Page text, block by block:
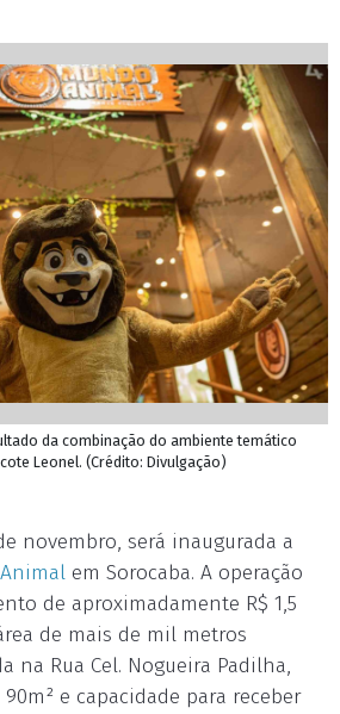
da combinação do ambiente temático
Leonel. (Crédito: Divulgação)
novembro, será inaugurada a
em Sorocaba. A operação
de aproximadamente R$ 1,5
de mais de mil metros
na Rua Cel. Nogueira Padilha,
e capacidade para receber